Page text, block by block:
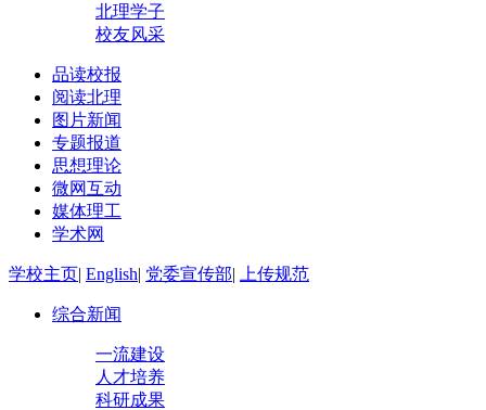
北理学子
校友风采
品读校报
阅读北理
图片新闻
专题报道
思想理论
微网互动
媒体理工
学术网
学校主页| English| 党委宣传部| 上传规范
综合新闻
一流建设
人才培养
科研成果